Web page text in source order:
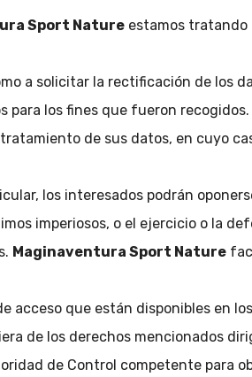
Sport Nature estamos tratando
a solicitar la rectificación de los
para los fines que fueron recogidos.
de sus datos, en cuyo
los interesados podrán
imperiosos, o el ejercicio o la
Maginaventura Sport Nature
acceso que están disponibles en
de los derechos mencionados
de Control competente para